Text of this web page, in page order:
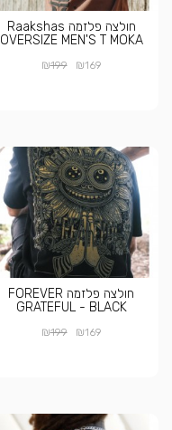
חולצה פלזמה Raakshas
OVERSIZE MEN'S T MOKA
₪169
₪199
חולצה פלזמה FOREVER
GRATEFUL - BLACK
₪169
₪199